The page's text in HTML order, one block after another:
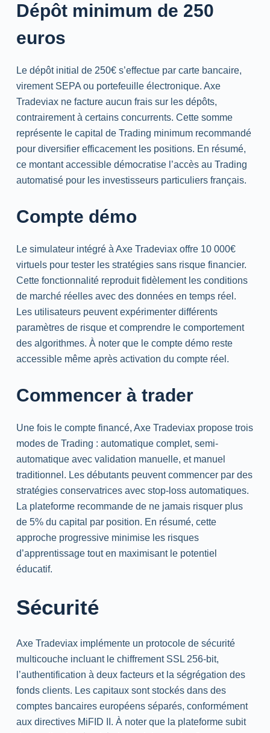
Dépôt minimum de 250
euros
Le dépôt initial de 250€ s’effectue par carte bancaire,
virement SEPAou portefeuille électronique. Axe
Tradeviax ne facture aucun frais sur les dépôts,
contrairement à certains concurrents. Cette somme
représente le capital de Trading minimum recommandé
pour diversifier efficacement les positions. En résumé,
ce montant accessible démocratise l’accès au Trading
automatisé pour les investisseurs particuliers français.
Compte démo
Le simulateur intégré à Axe Tradeviax offre 10 000€
virtuels pour tester les stratégies sans risque financier.
Cette fonctionnalité reproduit fidèlement les conditions
de marché réelles avec des données en temps réel.
Les utilisateurs peuvent expérimenter différents
paramètres de risque et comprendre le comportement
des algorithmes. À noter que le compte démo reste
accessible même après activation du compte réel.
Commencer à trader
Une fois le compte financé, Axe Tradeviax propose trois
modes de Trading : automatique complet, semi-
automatique avec validation manuelle, et manuel
traditionnel. Les débutants peuvent commencer par des
stratégies conservatrices avec stop-lossautomatiques.
La plateforme recommande de ne jamais risquer plus
de 5% du capital par position. En résumé, cette
approche progressive minimise les risques
d’apprentissage tout en maximisant le potentiel
éducatif.
Sécurité
Axe Tradeviax implémente un protocole de sécurité
multicouche incluant le chiffrement SSL 256-bit,
l’authentification à deux facteurs et la ségrégation des
fonds clients. Les capitaux sont stockés dans des
comptes bancaires européens séparés, conformément
aux directives MiFID II. À noter que la plateforme subit